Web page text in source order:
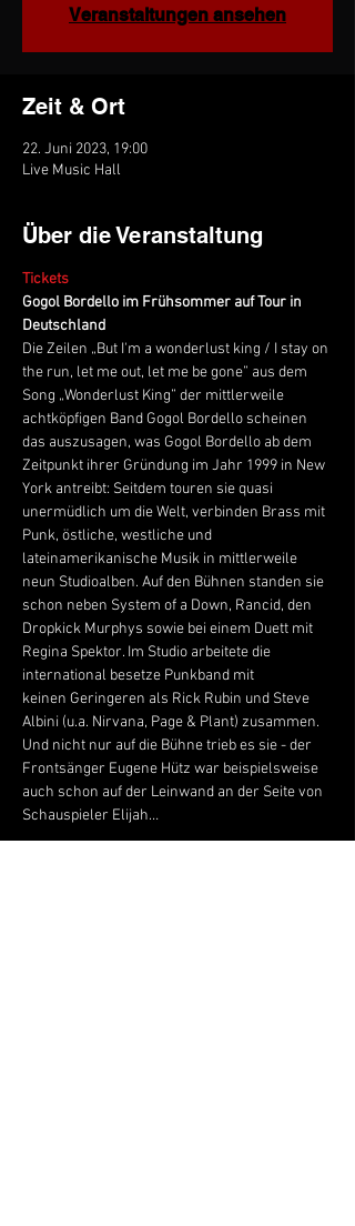
Veranstaltungen ansehen
Zeit & Ort
22. Juni 2023, 19:00
Live Music Hall
Über die Veranstaltung
Tickets
Gogol Bordello im Frühsommer auf Tour in
Deutschland
Die Zeilen „But I'm a wonderlust king / I stay on
the run, let me out, let me be gone” aus dem
Song „Wonderlust King” der mittlerweile
achtköpfigen Band Gogol Bordello scheinen
das auszusagen, was Gogol Bordello ab dem
Zeitpunkt ihrer Gründung im Jahr 1999 in New
York antreibt: Seitdem touren sie quasi
unermüdlich um die Welt, verbinden Brass mit
Punk, östliche, westliche und
lateinamerikanische Musik in mittlerweile
neun Studioalben. Auf den Bühnen standen sie
schon neben System of a Down, Rancid, den
Dropkick Murphys sowie bei einem Duett mit
Regina Spektor. Im Studio arbeitete die
international besetze Punkband mit
keinen Geringeren als Rick Rubin und Steve
Albini (u.a. Nirvana, Page & Plant) zusammen.
Und nicht nur auf die Bühne trieb es sie - der
Frontsänger Eugene Hütz war beispielsweise
auch schon auf der Leinwand an der Seite von
Schauspieler Elijah…